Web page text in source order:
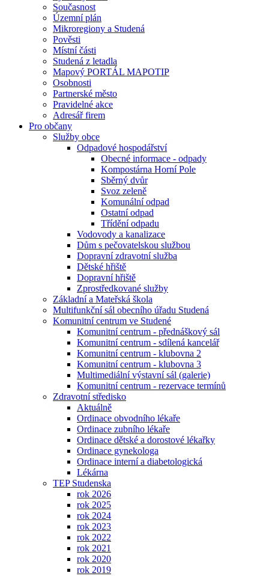
Současnost
Územní plán
Mikroregiony a Studená
Pověsti
Místní části
Studená z letadla
Mapový PORTÁL MAPOTIP
Osobnosti
Partnerské město
Pravidelné akce
Adresář firem
Pro občany
Služby obce
Odpadové hospodářství
Obecné informace - odpady
Kompostárna Horní Pole
Sběrný dvůr
Svoz zeleně
Komunální odpad
Ostatní odpad
Třídění odpadu
Vodovody a kanalizace
Dům s pečovatelskou službou
Dopravní zdravotní služba
Dětské hřiště
Dopravní hřiště
Zprostředkované služby
Základní a Mateřská škola
Multifunkční sál obecního úřadu Studená
Komunitní centrum ve Studené
Komunitní centrum - přednáškový sál
Komunitní centrum - sdílená kancelář
Komunitní centrum - klubovna 2
Komunitní centrum - klubovna 3
Multimediální výstavní sál (galerie)
Komunitní centrum - rezervace termínů
Zdravotní středisko
Aktuálně
Ordinace obvodního lékaře
Ordinace zubního lékaře
Ordinace dětské a dorostové lékařky
Ordinace gynekologa
Ordinace interní a diabetologická
Lékárna
TEP Studenska
rok 2026
rok 2025
rok 2024
rok 2023
rok 2022
rok 2021
rok 2020
rok 2019